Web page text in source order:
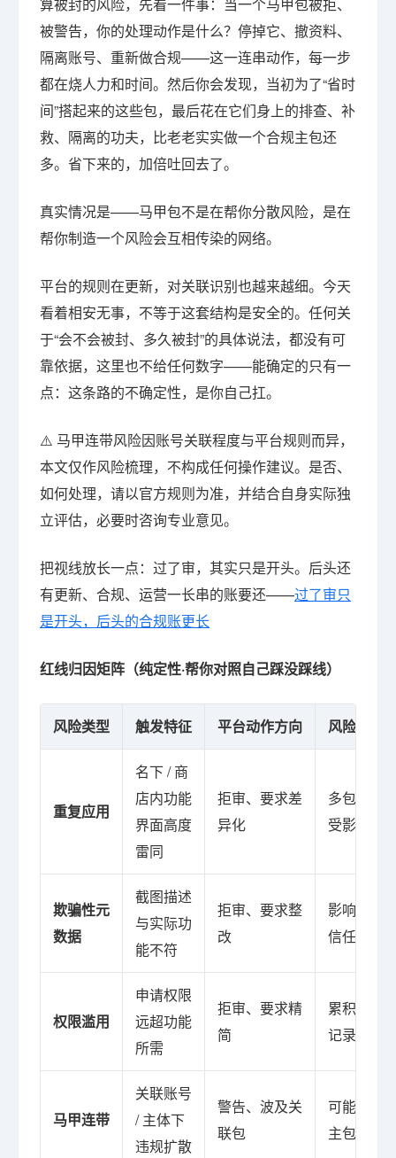
算被封的风险，先看一件事：当一个马甲包被拒、
被警告，你的处理动作是什么？停掉它、撤资料、
隔离账号、重新做合规——这一连串动作，每一步
都在烧人力和时间。然后你会发现，当初为了“省时
间”搭起来的这些包，最后花在它们身上的排查、补
救、隔离的功夫，比老老实实做一个合规主包还
多。省下来的，加倍吐回去了。
真实情况是——马甲包不是在帮你分散风险，是在
帮你制造一个风险会互相传染的网络。
平台的规则在更新，对关联识别也越来越细。今天
看着相安无事，不等于这套结构是安全的。任何关
于“会不会被封、多久被封”的具体说法，都没有可
靠依据，这里也不给任何数字——能确定的只有一
点：这条路的不确定性，是你自己扛。
⚠️ 马甲连带风险因账号关联程度与平台规则而异，
本文仅作风险梳理，不构成任何操作建议。是否、
如何处理，请以官方规则为准，并结合自身实际独
立评估，必要时咨询专业意见。
把视线放长一点：过了审，其实只是开头。后头还
有更新、合规、运营一长串的账要还——过了审只
是开头，后头的合规账更长
红线归因矩阵（纯定性·帮你对照自己踩没踩线）
风险类型 触发特征 平台动作方向 风险传导
重复应用
名下 / 商
店内功能
界面高度
雷同
拒审、要求差
异化
多包同时
受影响
欺骗性元
数据
截图描述
与实际功
能不符
拒审、要求整
改
影响账号
信任评估
权限滥用
申请权限
远超功能
所需
拒审、要求精
简
累积负面
记录
马甲连带
关联账号
/ 主体下
违规扩散
警告、波及关
联包
可能牵连
主包